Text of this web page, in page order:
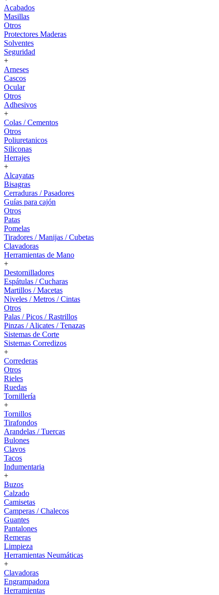
Acabados
Masillas
Otros
Protectores Maderas
Solventes
Seguridad
+
Arneses
Cascos
Ocular
Otros
Adhesivos
+
Colas / Cementos
Otros
Poliuretanicos
Siliconas
Herrajes
+
Alcayatas
Bisagras
Cerraduras / Pasadores
Guías para cajón
Otros
Patas
Pomelas
Tiradores / Manijas / Cubetas
Clavadoras
Herramientas de Mano
+
Destornilladores
Espátulas / Cucharas
Martillos / Macetas
Niveles / Metros / Cintas
Otros
Palas / Picos / Rastrillos
Pinzas / Alicates / Tenazas
Sistemas de Corte
Sistemas Corredizos
+
Correderas
Otros
Rieles
Ruedas
Tornillería
+
Tornillos
Tirafondos
Arandelas / Tuercas
Bulones
Clavos
Tacos
Indumentaria
+
Buzos
Calzado
Camisetas
Camperas / Chalecos
Guantes
Pantalones
Remeras
Limpieza
Herramientas Neumáticas
+
Clavadoras
Engrampadora
Herramientas